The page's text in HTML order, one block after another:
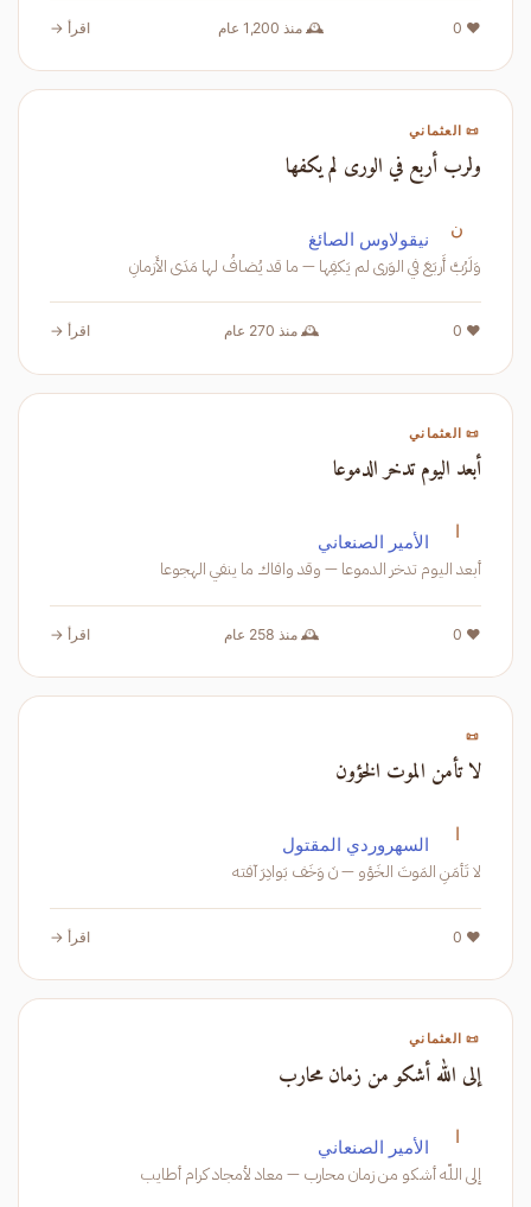
❤️ 0 🕰️ منذ 1,200 عام اقرأ →
📜 العثماني
ولرب أربع في الورى لم يكفها
ن نيقولاوس الصائغ
وَلَرُبَّ أَربَعَ في الوَرى لم يَكفِها — ما قد يُضافُ لها مَدَى الأَزمانِ
❤️ 0 🕰️ منذ 270 عام اقرأ →
📜 العثماني
أبعد اليوم تدخر الدموعا
ا الأمير الصنعاني
أبعد اليوم تدخر الدموعا — وقد وافاك ما ينفي الهجوعا
❤️ 0 🕰️ منذ 258 عام اقرأ →
📜
لا تأمن الموت الخؤون
ا السهروردي المقتول
لا تَأمَنِ المَوتَ الخَؤو — نَ وَخَف بَوادِرَ آفته
❤️ 0 اقرأ →
📜 العثماني
إلى الله أشكو من زمان محارب
ا الأمير الصنعاني
إلى اللّه أشكو من زمان محارب — معاد لأمجاد كرام أطايب